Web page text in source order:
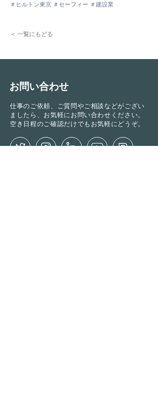
＃ヒルトン東京 ＃セーフィー ＃建設業
＜ 一覧にもどる
お問い合わせ
仕事のご依頼、ご質問やご相談などがござい
ましたら、お気軽にお問い合わせください。
空き日程のご確認だけでもお気軽にどうぞ。